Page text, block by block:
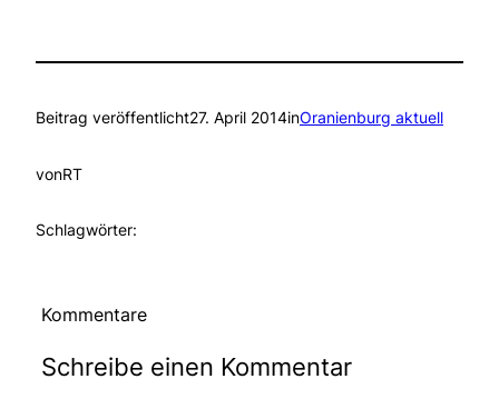
Beitrag veröffentlicht27. April 2014inOranienburg aktuell
vonRT
Schlagwörter:
Kommentare
Schreibe einen Kommentar